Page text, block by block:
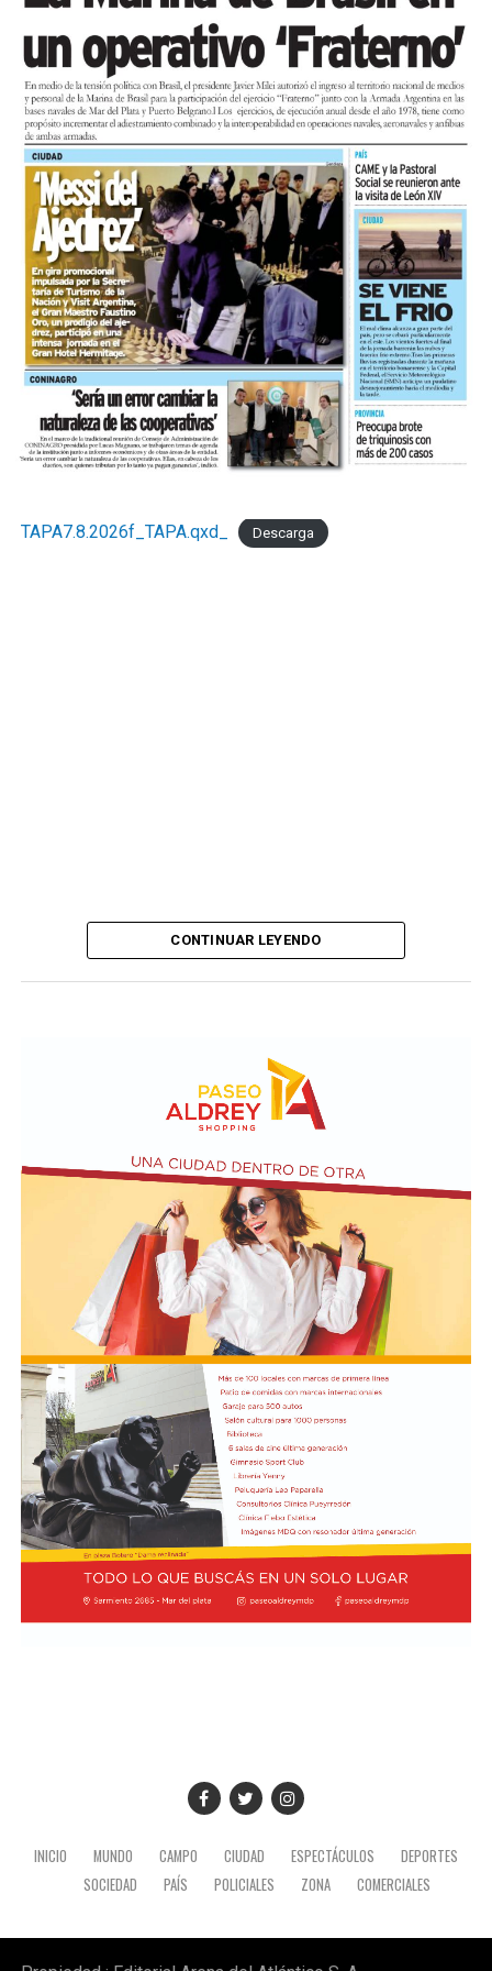
TAPA7.8.2026f_TAPA.qxd_ Descarga
CONTINUAR LEYENDO
INICIO MUNDO CAMPO CIUDAD ESPECTÁCULOS
DEPORTES
SOCIEDAD
PAÍS POLICIALES ZONA COMERCIALES